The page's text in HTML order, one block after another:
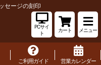
セージの刻印
PCサイ
ト
カート メニュー
ご利用ガイド 営業カレンダー